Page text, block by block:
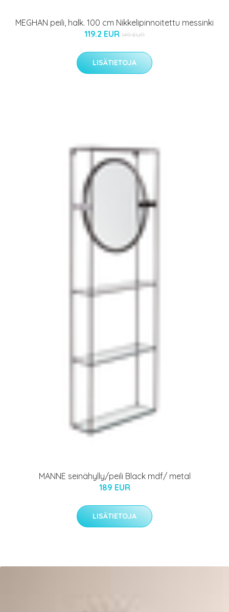
MEGHAN peili, halk. 100 cm Nikkelipinnoitettu messinki
119.2 EUR 149 EUR
LISÄTIETOJA
MANNE seinähylly/peili Black mdf/ metal
189 EUR
LISÄTIETOJA